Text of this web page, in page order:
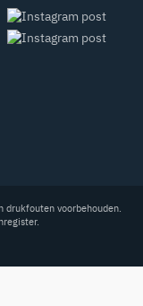
voorbehouden.